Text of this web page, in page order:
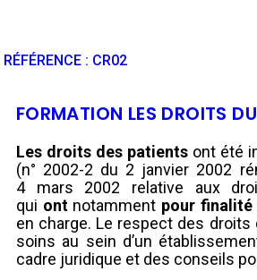
RÉFÉRENCE : CR02
FORMATION LES DROITS
Les droits des patients ont été
(n° 2002-2 du 2 janvier 2002
4 mars 2002 relative aux
qui ontnotamment pour
en charge. Le respect des
soins au sein d’un
cadre juridique et des conseils